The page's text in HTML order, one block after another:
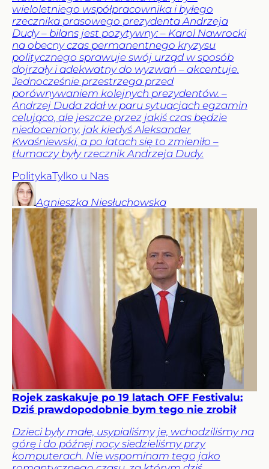
wieloletniego współpracownika i byłego
rzecznika prasowego prezydenta Andrzeja
Dudy – bilans jest pozytywny: – Karol Nawrocki
na obecny czas permanentnego kryzysu
politycznego sprawuje swój urząd w sposób
dojrzały i adekwatny do wyzwań – akcentuje.
Jednocześnie przestrzega przed
porównywaniem kolejnych prezydentów. –
Andrzej Duda zdał w paru sytuacjach egzamin
celująco, ale jeszcze przez jakiś czas będzie
niedoceniony, jak kiedyś Aleksander
Kwaśniewski, a po latach się to zmieniło –
tłumaczy były rzecznik Andrzeja Dudy.
PolitykaTylko u Nas
Agnieszka Niesłuchowska
Rojek zaskakuje po 19 latach OFF Festivalu:
Dziś prawdopodobnie bym tego nie zrobił
Dzieci były małe, usypialiśmy je, wchodziliśmy na
górę i do późnej nocy siedzieliśmy przy
komputerach. Nie wspominam tego jako